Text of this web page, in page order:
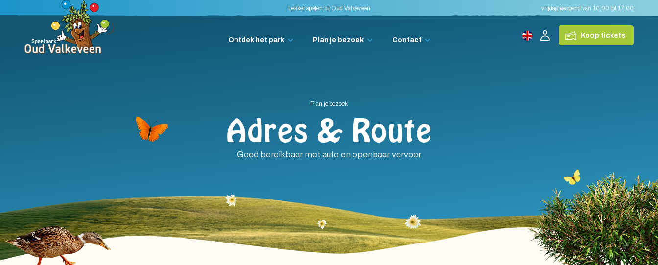
Lekker spelen bij Oud Valkeveen vrijdag geopend van 10:00 tot 17:00
Ontdek het park Plan je bezoek Contact
Koop tickets
Plan je bezoek
Adres & Route
Goed bereikbaar met auto en openbaar vervoer